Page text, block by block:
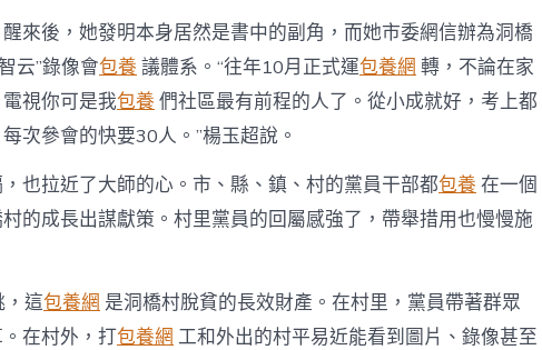
來後，她發明本身居然是書中的副角，而她市委網信辦為洞橋
云”錄像會包養 議體系。“往年10月正式運包養網 轉，不論在家
視你可是我包養 們社區最有前程的人了。從小成就好，考上都
次參會的快要30人。”楊玉超說。
也拉近了大師的心。市、縣、鎮、村的黨員干部都包養 在一個
的成長出謀獻策。村里黨員的回屬感強了，帶舉措用也慢慢施
這包養網 是洞橋村脫貧的長效財產。在村里，黨員帶著群眾
在村外，打包養網 工和外出的村平易近能看到圖片、錄像甚至